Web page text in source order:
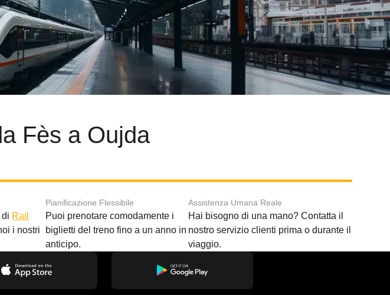
Fès a Oujda
Rail
i nostri
Pianificazione Flessibile
Puoi prenotare comodamente i
biglietti del treno fino a un anno in
anticipo.
Assistenza Umana Reale
Hai bisogno di una mano? Contatta il
nostro servizio clienti prima o durante il
viaggio.